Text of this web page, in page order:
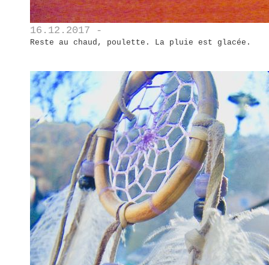
16.12.2017 -
Reste au chaud, poulette. La pluie est glacée.